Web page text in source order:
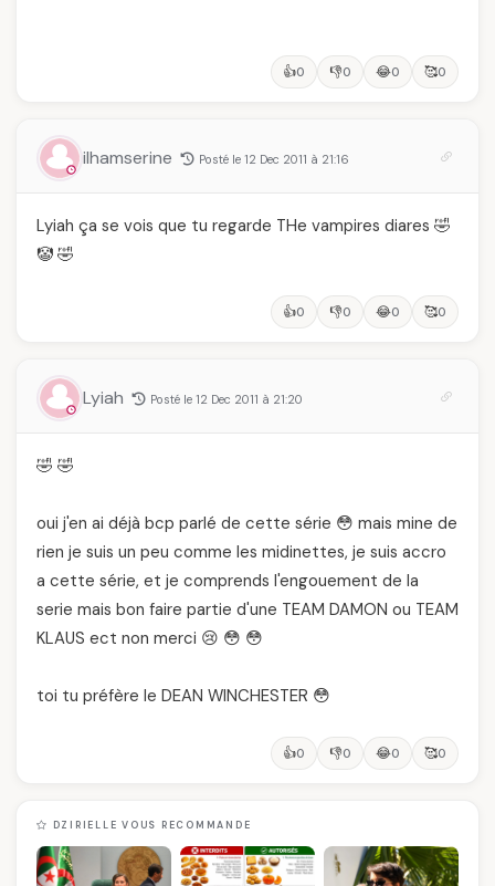
👍0 👎0 😂0 🥰0
ilhamserine Posté le 12 Dec 2011 à 21:16
Lyiah ça se vois que tu regarde THe vampires diares 🤣
🤡 🤣
👍0 👎0 😂0 🥰0
Lyiah Posté le 12 Dec 2011 à 21:20
🤣 🤣
oui j'en ai déjà bcp parlé de cette série 😳 mais mine de
rien je suis un peu comme les midinettes, je suis accro
a cette série, et je comprends l'engouement de la
serie mais bon faire partie d'une TEAM DAMON ou TEAM
KLAUS ect non merci 😢 😳 😳
toi tu préfère le DEAN WINCHESTER 😳
👍0 👎0 😂0 🥰0
DZIRIELLE VOUS RECOMMANDE